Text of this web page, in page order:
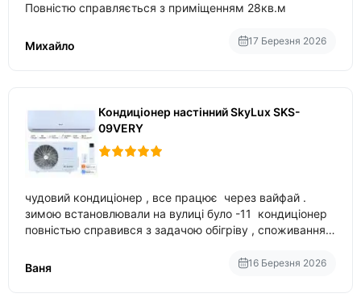
Повністю справляється з приміщенням 28кв.м
Михайло 17 Березня 2026
Кондиціонер настінний SkyLux SKS-
09VERY
чудовий кондиціонер , все працює через вайфай .
зимою встановлювали на вулиці було -11 кондиціонер
повністью справився з задачою обігріву , споживання
температури
Ваня 16 Березня 2026